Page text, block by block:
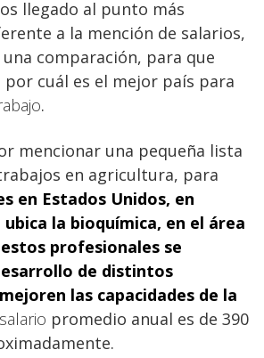
llegado al punto más
a la mención de salarios,
comparación, para que
por cuál es el mejor país para
.
mencionar una pequeña lista
en agricultura, para
en Estados Unidos, en
la bioquímica, en el área
profesionales se
de distintos
las capacidades de la
salario promedio anual es de 390